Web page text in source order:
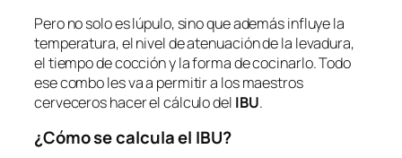
Pero no solo es lúpulo, sino que además influye la
temperatura, el nivel de atenuación de la levadura,
el tiempo de cocción y la forma de cocinarlo. Todo
ese combo les va a permitir a los maestros
cerveceros hacer el cálculo del IBU.
¿Cómo se calcula el IBU?